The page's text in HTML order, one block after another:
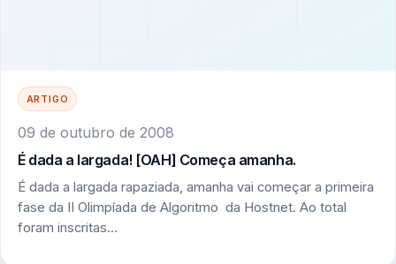
ARTIGO
09 de outubro de 2008
É dada a largada! [OAH] Começa amanha.
É dada a largada rapaziada, amanha vai começar a primeira
fase da II Olimpíada de Algoritmo da Hostnet. Ao total
foram inscritas…